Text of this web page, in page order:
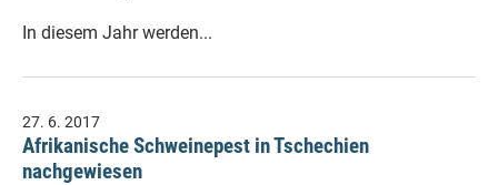
In diesem Jahr werden...
27. 6. 2017
Afrikanische Schweinepest in Tschechien
nachgewiesen